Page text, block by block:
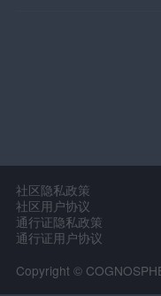
社区隐私政策
社区用户协议
通行证隐私政策
通行证用户协议
Copyright ©